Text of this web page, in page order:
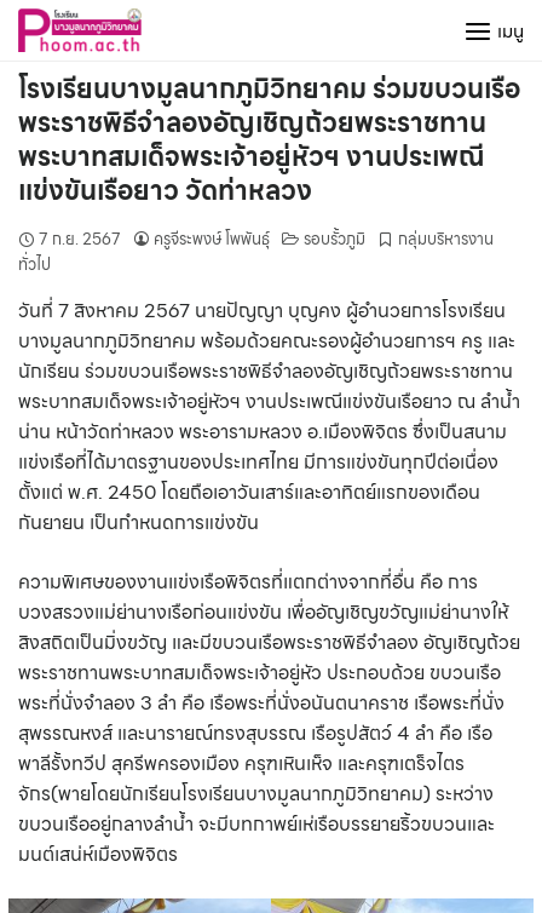
Skip
content
เมนู
โรงเรียนบางมูลนากภูมิวิทยาคม ร่วมขบวนเรือ
พระราชพิธีจำลองอัญเชิญถ้วยพระราชทาน
พระบาทสมเด็จพระเจ้าอยู่หัวฯ งานประเพณี
แข่งขันเรือยาว วัดท่าหลวง
7 ก.ย. 2567 ครูจีระพงษ์ โพพันธุ์ รอบรั้วภูมิ
กลุ่มบริหารงาน
ทั่วไป
วันที่ 7 สิงหาคม 2567 นายปัญญา บุญคง ผู้อำนวยการโรงเรียน
บางมูลนากภูมิวิทยาคม พร้อมด้วยคณะรองผู้อำนวยการฯ ครู และ
นักเรียน ร่วมขบวนเรือพระราชพิธีจำลองอัญเชิญถ้วยพระราชทาน
พระบาทสมเด็จพระเจ้าอยู่หัวฯ งานประเพณีแข่งขันเรือยาว ณ ลำน้ำ
น่าน หน้าวัดท่าหลวง พระอารามหลวง อ.เมืองพิจิตร ซึ่งเป็นสนาม
แข่งเรือที่ได้มาตรฐานของประเทศไทย มีการแข่งขันทุกปีต่อเนื่อง
ตั้งแต่ พ.ศ. 2450 โดยถือเอาวันเสาร์และอาทิตย์แรกของเดือน
กันยายน เป็นกำหนดการแข่งขัน
ความพิเศษของงานแข่งเรือพิจิตรที่แตกต่างจากที่อื่น คือ การ
บวงสรวงแม่ย่านางเรือก่อนแข่งขัน เพื่ออัญเชิญขวัญแม่ย่านางให้
สิงสถิตเป็นมิ่งขวัญ และมีขบวนเรือพระราชพิธีจำลอง อัญเชิญถ้วย
พระราชทานพระบาทสมเด็จพระเจ้าอยู่หัว ประกอบด้วย ขบวนเรือ
พระที่นั่งจำลอง 3 ลำ คือ เรือพระที่นั่งอนันตนาคราช เรือพระที่นั่ง
สุพรรณหงส์ และนารายณ์ทรงสุบรรณ เรือรูปสัตว์ 4 ลำ คือ เรือ
พาลีรั้งทวีป สุครีพครองเมือง ครุฑเหินเห็จ และครุฑเตร็จไตร
จักร(พายโดยนักเรียนโรงเรียนบางมูลนากภูมิวิทยาคม) ระหว่าง
ขบวนเรืออยู่กลางลำน้ำ จะมีบทกาพย์เห่เรือบรรยายริ้วขบวนและ
มนต์เสน่ห์เมืองพิจิตร